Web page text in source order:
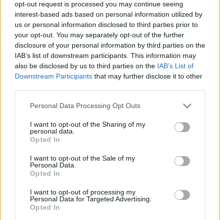
opt-out request is processed you may continue seeing
interest-based ads based on personal information utilized by
us or personal information disclosed to third parties prior to
your opt-out. You may separately opt-out of the further
disclosure of your personal information by third parties on the
IAB’s list of downstream participants. This information may
also be disclosed by us to third parties on the IAB’s List of
Downstream Participants that may further disclose it to other
Personal Data Processing Opt Outs
I want to opt-out of the Sharing of my
personal data.
Opted In
I want to opt-out of the Sale of my
Personal Data.
Opted In
I want to opt-out of processing my
Personal Data for Targeted Advertising.
Opted In
csirkeszárny!” – mondta Bella a meccs utáni
interjúban a győztes fogásról. „Örülök, hogy most
végre megmutathattam az ütéseimet is, mert
szerettem volna bizonyítani, hogy olyan kemény
állóharcosokkal is fel tudom venni a versenyt,
mint Stephanie. Ezt egy nagyon fontos
győzelemnek érzem.”
lánya,az idei NCAA birkózóbajnokságon második
helyezést ért el, de célja, hogy az őszi utolsó évében
A tervei közt szerepel a 2028-as Los Angeles-i
olimpia
, így jelenleg továbbra is a birkózást tartja
elsődlegesnek, bár korábban az MMA Fightingnek
elmondta: hosszú távon